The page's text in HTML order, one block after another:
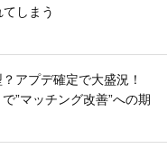
てしまう
アプデ確定で大盛況！
”マッチング改善”への期